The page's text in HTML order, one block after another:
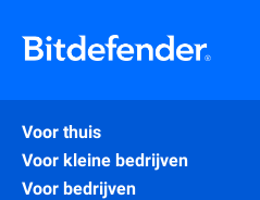
Voor thuis
Voor kleine bedrijven
Voor bedrijven